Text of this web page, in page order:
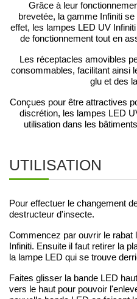
Grâce à leur
brevetée, la gamme Infiniti
effet, les lampes LED UV
de fonctionnement tout en
Les réceptacles amovibles
consommables, facilitant ainsi
glu et des
Conçues pour être attractives
discrétion, les lampes LED
utilisation dans les
UTILISATION
Pour effectuer le changement
destructeur d'insecte.
Commencez par ouvrir le rabat
Infiniti. Ensuite il faut retirer la
la lampe LED qui se trouve
Faites glisser la bande LED
vers le haut pour pouvoir